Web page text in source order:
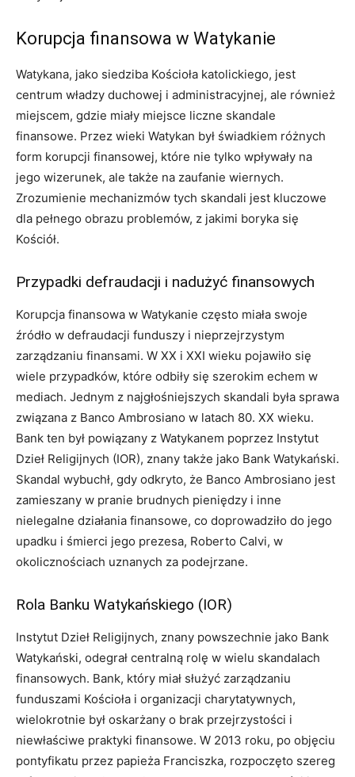
Korupcja finansowa w Watykanie
Watykana, jako siedziba Kościoła katolickiego, jest
centrum władzy duchowej i administracyjnej, ale również
miejscem, gdzie miały miejsce liczne skandale
finansowe. Przez wieki Watykan był świadkiem różnych
form korupcji finansowej, które nie tylko wpływały na
jego wizerunek, ale także na zaufanie wiernych.
Zrozumienie mechanizmów tych skandali jest kluczowe
dla pełnego obrazu problemów, z jakimi boryka się
Kościół.
Przypadki defraudacji i nadużyć finansowych
Korupcja finansowa w Watykanie często miała swoje
źródło w defraudacji funduszy i nieprzejrzystym
zarządzaniu finansami. W XX i XXI wieku pojawiło się
wiele przypadków, które odbiły się szerokim echem w
mediach. Jednym z najgłośniejszych skandali była sprawa
związana z Banco Ambrosiano w latach 80. XX wieku.
Bank ten był powiązany z Watykanem poprzez Instytut
Dzieł Religijnych (IOR), znany także jako Bank Watykański.
Skandal wybuchł, gdy odkryto, że Banco Ambrosiano jest
zamieszany w pranie brudnych pieniędzy i inne
nielegalne działania finansowe, co doprowadziło do jego
upadku i śmierci jego prezesa, Roberto Calvi, w
okolicznościach uznanych za podejrzane.
Rola Banku Watykańskiego (IOR)
Instytut Dzieł Religijnych, znany powszechnie jako Bank
Watykański, odegrał centralną rolę w wielu skandalach
finansowych. Bank, który miał służyć zarządzaniu
funduszami Kościoła i organizacji charytatywnych,
wielokrotnie był oskarżany o brak przejrzystości i
niewłaściwe praktyki finansowe. W 2013 roku, po objęciu
pontyfikatu przez papieża Franciszka, rozpoczęto szereg